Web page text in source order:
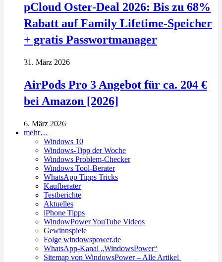
pCloud Oster-Deal 2026: Bis zu 68%
Rabatt auf Family Lifetime-Speicher
+ gratis Passwortmanager
31. März 2026
AirPods Pro 3 Angebot für ca. 204 €
bei Amazon [2026]
6. März 2026
mehr…
Windows 10
Windows-Tipp der Woche
Windows Problem-Checker
Windows Tool-Berater
WhatsApp Tipps Tricks
Kaufberater
Testberichte
Aktuelles
iPhone Tipps
WindowPower YouTube Videos
Gewinnspiele
Folge windowspower.de
WhatsApp-Kanal „WindowsPower“
Sitemap von WindowsPower – Alle Artikel